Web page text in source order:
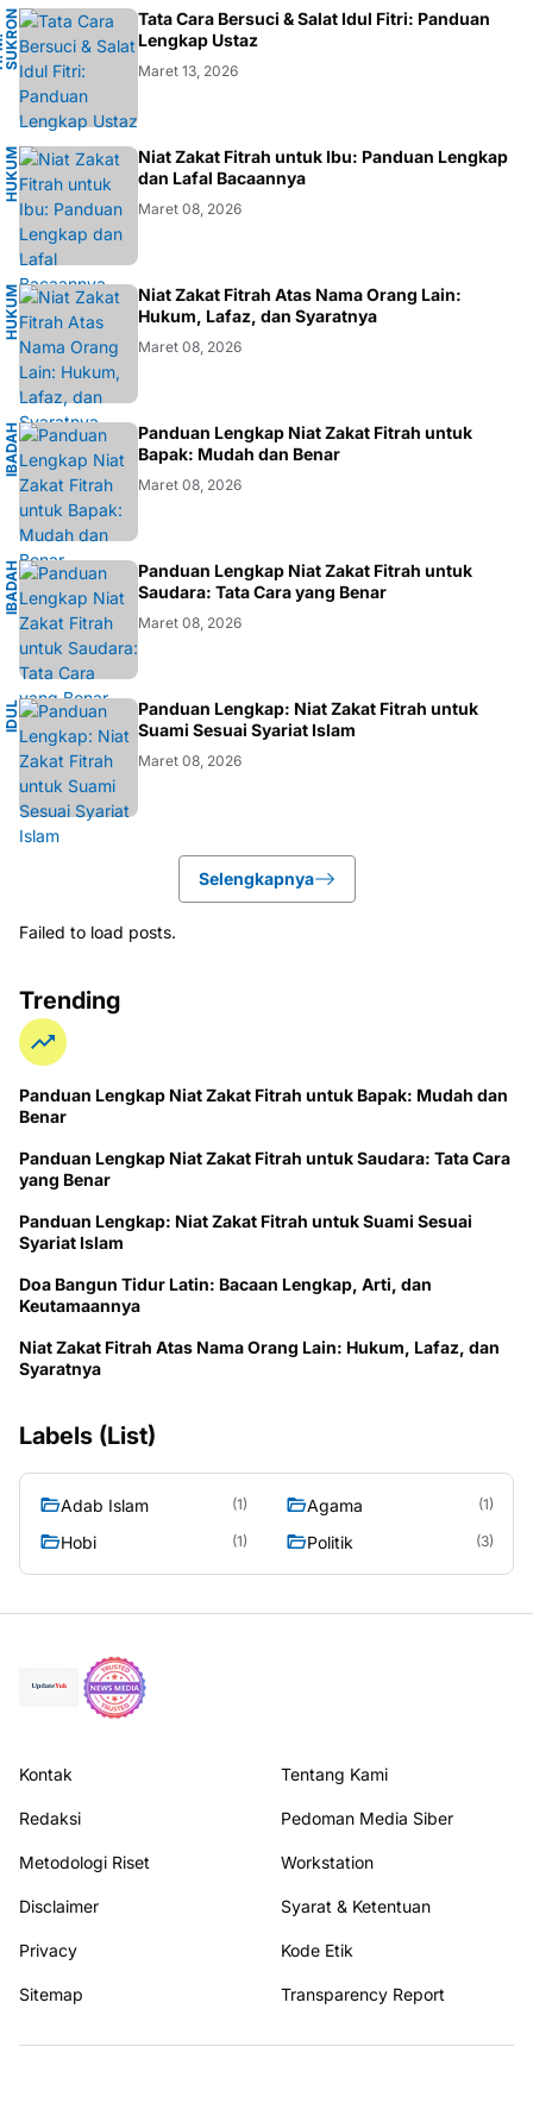
NA
Tata Cara Bersuci & Salat Idul Fitri: Panduan
Lengkap Ustaz
Maret 13, 2026
H
U
KU
M
I
S
L
AM
Niat Zakat Fitrah untuk Ibu: Panduan Lengkap
dan Lafal Bacaannya
Maret 08, 2026
H
U
KU
M
I
S
L
AM
Niat Zakat Fitrah Atas Nama Orang Lain:
Hukum, Lafaz, dan Syaratnya
Maret 08, 2026
I
B
A
DA
H
I
S
L
AM
Panduan Lengkap Niat Zakat Fitrah untuk
Bapak: Mudah dan Benar
Maret 08, 2026
I
B
A
DA
H
I
S
L
AM
Panduan Lengkap Niat Zakat Fitrah untuk
Saudara: Tata Cara yang Benar
Maret 08, 2026
I
D
U
L
F
I
T
RI
Panduan Lengkap: Niat Zakat Fitrah untuk
Suami Sesuai Syariat Islam
Maret 08, 2026
Selengkapnya
Failed to load posts.
Trending
Panduan Lengkap Niat Zakat Fitrah untuk Bapak: Mudah dan
Benar
Panduan Lengkap Niat Zakat Fitrah untuk Saudara: Tata Cara
yang Benar
Panduan Lengkap: Niat Zakat Fitrah untuk Suami Sesuai
Syariat Islam
Doa Bangun Tidur Latin: Bacaan Lengkap, Arti, dan
Keutamaannya
Niat Zakat Fitrah Atas Nama Orang Lain: Hukum, Lafaz, dan
Syaratnya
Labels (List)
Adab Islam (1) Agama (1)
Hobi (1) Politik (3)
Kontak Tentang Kami
Redaksi Pedoman Media Siber
Metodologi Riset Workstation
Disclaimer Syarat & Ketentuan
Privacy Kode Etik
Sitemap Transparency Report